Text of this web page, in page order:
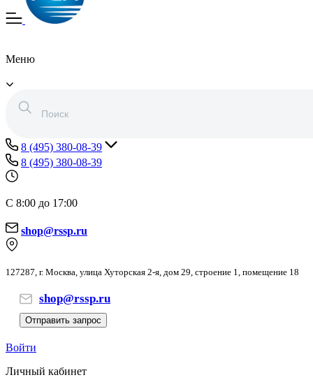
Меню
8 (495) 380-08-39
8 (495) 380-08-39
С 8:00 до 17:00
shop@rssp.ru
127287, г. Москва, улица Хуторская 2-я, дом 29, строение 1, помещение 18
shop@rssp.ru
Отправить запрос
Войти
Личный кабинет